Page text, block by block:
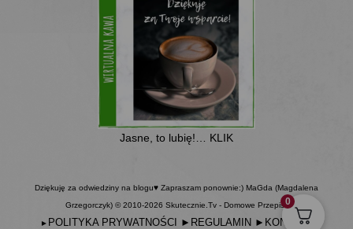
Jasne, to lubię!… KLIK
Dziękuję za odwiedziny na blogu♥ Zapraszam ponownie:) MaGda (Magdalena
Grzegorczyk) © 2010-2026 Skutecznie.Tv - Domowe Przepisy
► POLITYKA PRYWATNOŚCI ► REGULAMIN ► KONTAKT
0